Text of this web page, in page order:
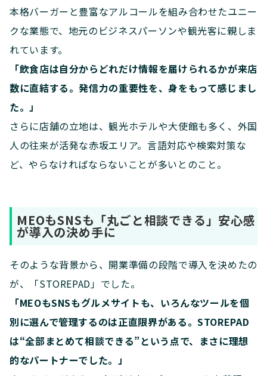
本格バーガーと豊富なアルコールを組み合わせたユニー
クな業態で、地元のビジネスパーソンや観光客に親しま
れています。
「飲食店は自分からどれだけ情報を届けられるかが来店
数に直結する。発信力の重要性を、身をもって感じまし
た。」
さらに店舗の立地は、観光ホテルや大使館も多く、外国
人の往来が活発な赤坂エリア。言語対応や検索対策な
ど、やらなければならないことが多いとのこと。
MEOもSNSも「丸ごと相談できる」安心感
が導入の決め手に
そのような背景から、開業準備の段階で導入を決めたの
が、「STOREPAD」でした。
「MEOもSNSもグルメサイトも、いろんなツールを個
別に選んで管理するのは正直限界がある。STOREPAD
は“全部まとめて相談できる”という点で、まさに理想
的なパートナーでした。」